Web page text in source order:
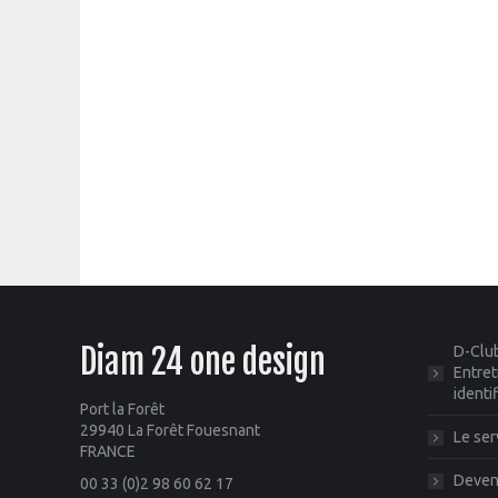
Diam 24 one design
Port la Forêt
29940 La Forêt Fouesnant
FRANCE
00 33 (0)2 98 60 62 17
D-
Le